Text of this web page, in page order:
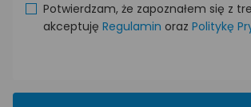
Potwierdzam, że zapoznałem się z
akceptuję Regulamin oraz Politykę